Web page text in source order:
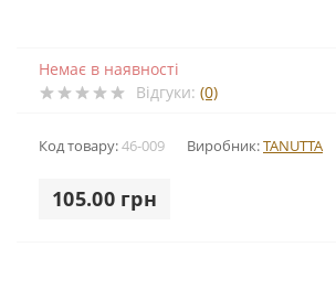
Немає в наявності
Відгуки: (0)
Код товару:46-009 Виробник:TANUTTA
105.00 грн